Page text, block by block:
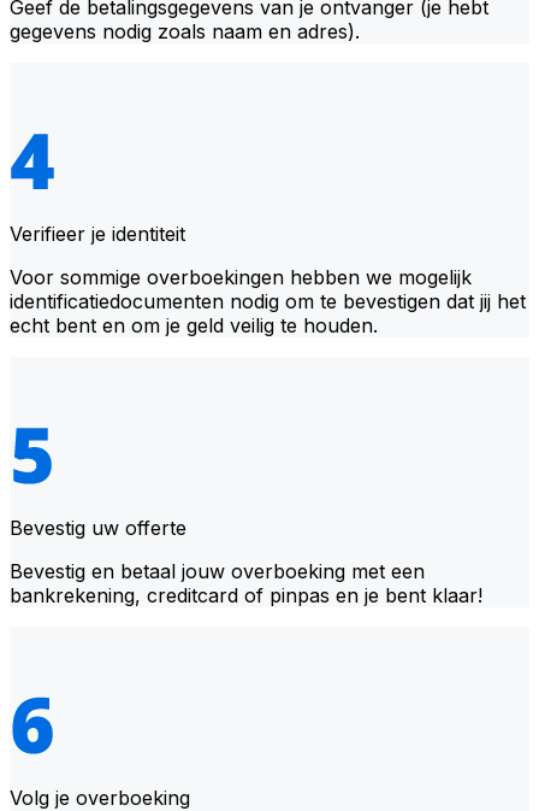
Geef de betalingsgegevens van je ontvanger (je hebt
gegevens nodig zoals naam en adres).
Verifieer je identiteit
Voor sommige overboekingen hebben we mogelijk
identificatiedocumenten nodig om te bevestigen dat jij het
echt bent en om je geld veilig te houden.
Bevestig uw offerte
Bevestig en betaal jouw overboeking met een
bankrekening, creditcard of pinpas en je bent klaar!
Volg je overboeking